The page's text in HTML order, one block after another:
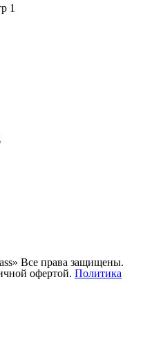
1
Все права защищены.
офертой. Политика